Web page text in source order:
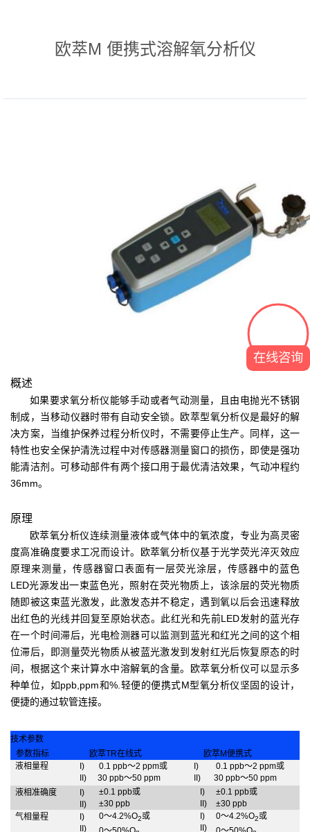
欧萃M 便携式溶解氧分析仪
概述
如果要求氧分析仪能够手动或者气动测量，且由电抛光不锈钢
制成，当移动仪器时带有自动安全锁。欧萃型氧分析仪是最好的解
决方案，当维护保养过程分析仪时，不需要停止生产。同样，这一
特性也安全保护清洗过程中对传感器测量窗口的损伤，即使是强功
能清洁剂。可移动部件有两个接口用于最优清洁效果，气动冲程约
36mm。
原理
欧萃氧分析仪连续测量液体或气体中的氧浓度，专业为高灵密
度高准确度要求工况而设计。欧萃氧分析仪基于光学荧光淬灭效应
原理来测量，传感器窗口表面有一层荧光涂层，传感器中的蓝色
LED光源发出一束蓝色光，照射在荧光物质上，该涂层的荧光物质
随即被这束蓝光激发，此激发态并不稳定，遇到氧以后会迅速释放
出红色的光线并回复至原始状态。此红光和先前LED发射的蓝光存
在一个时间滞后，光电检测器可以监测到蓝光和红光之间的这个相
位滞后，即测量荧光物质从被蓝光激发到发射红光后恢复原态的时
间，根据这个来计算水中溶解氧的含量。欧萃氧分析仪可以显示多
种单位，如ppb,ppm和%.轻便的便携式M型氧分析仪坚固的设计，
便捷的通过软管连接。
技术参数
参数指标
欧萃TR在线式
欧萃M便携式
液相量程
I)
II)
0.1 ppb～2 ppm或
30 ppb～50 ppm
I)
II)
0.1 ppb～2 ppm或
30 ppb～50 ppm
液相准确度
I)
II)
±0.1 ppb或
±30 ppb
I)
II)
±0.1 ppb或
±30 ppb
气相量程
I)
II)
0～4.2%O2或
I)
II)
0～4.2%O2或
在线咨询